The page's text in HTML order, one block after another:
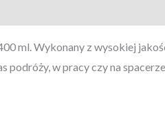
ml. Wykonany z wysokiej
podróży, w pracy czy na